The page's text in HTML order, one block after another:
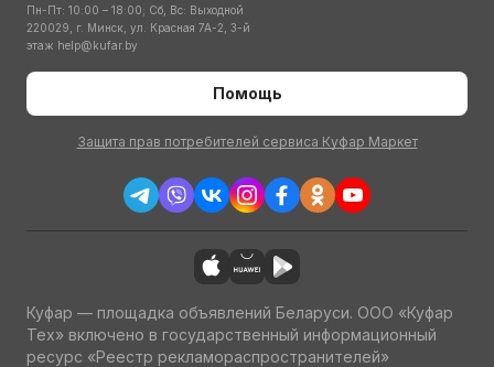
Пн-Пт: 10:00 – 18:00; Сб, Вс: Выходной
220029, г. Минск, ул. Красная 7А-2, 3-й
этаж help@kufar.by
Помощь
Защита прав потребителей сервиса Куфар Маркет
Куфар — площадка объявлений Беларуси. ООО «Куфар
Тех» включено в государственный информационный
ресурс «Реестр рекламораспространителей»